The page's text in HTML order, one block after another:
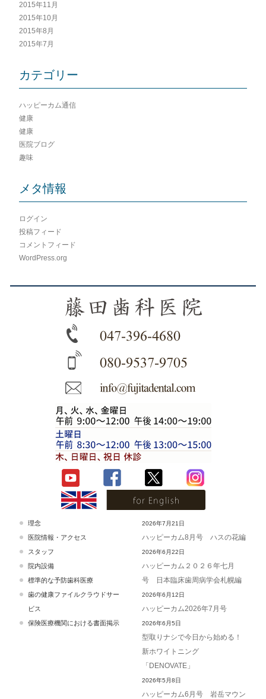
2015年11月
2015年10月
2015年8月
2015年7月
カテゴリー
ハッピーカム通信
健康
健康
医院ブログ
趣味
メタ情報
ログイン
投稿フィード
コメントフィード
WordPress.org
理念
医院情報・アクセス
スタッフ
院内設備
標準的な予防歯科医療
歯の健康ファイルクラウドサー
ビス
保険医療機関における書面掲示
2026年7月21日
ハッピーカム8月号 ハスの花編
2026年6月22日
ハッピーカム２０２６年七月
号 日本臨床歯周病学会札幌編
2026年6月12日
ハッピーカム2026年7月号
2026年6月5日
型取りナシで今日から始める！
新ホワイトニング
「DENOVATE」
2026年5月8日
ハッピーカム6月号 岩岳マウン